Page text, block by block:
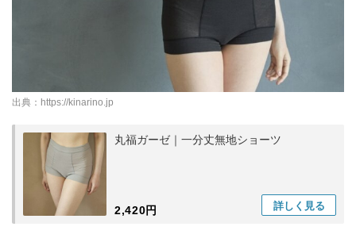
出典： https://kinarino.jp
丸福ガーゼ｜一分丈無地ショーツ
2,420円 詳しく 見る